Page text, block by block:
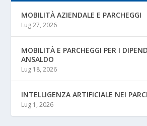
MOBILITÀ AZIENDALE E PARCHEGGI
Lug 27, 2026
MOBILITÀ E PARCHEGGI PER I
ANSALDO
Lug 18, 2026
INTELLIGENZA ARTIFICIALE NEI
Lug 1, 2026